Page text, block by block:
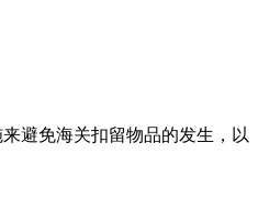
避免海关扣留物品的发生，以